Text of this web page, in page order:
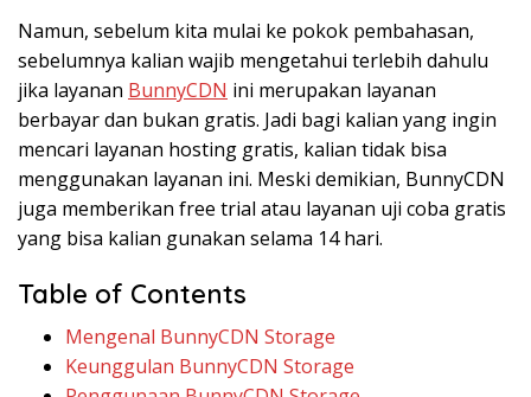
Namun, sebelum kita mulai ke pokok pembahasan,
sebelumnya kalian wajib mengetahui terlebih dahulu
jika layanan BunnyCDN ini merupakan layanan
berbayar dan bukan gratis. Jadi bagi kalian yang ingin
mencari layanan hosting gratis, kalian tidak bisa
menggunakan layanan ini. Meski demikian, BunnyCDN
juga memberikan free trial atau layanan uji coba gratis
yang bisa kalian gunakan selama 14 hari.
Table of Contents
Mengenal BunnyCDN Storage
Keunggulan BunnyCDN Storage